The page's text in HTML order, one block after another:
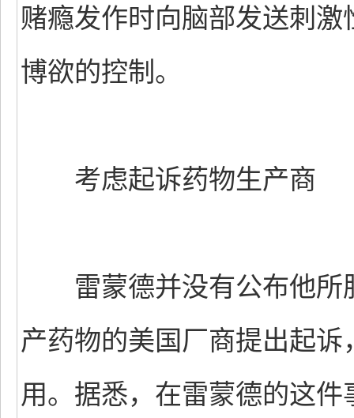
赌瘾发作时向脑部发送刺
博欲的控制。
考虑起诉药物生产商
雷蒙德并没有公布他所
产药物的美国厂商提出起
用。据悉，在雷蒙德的这